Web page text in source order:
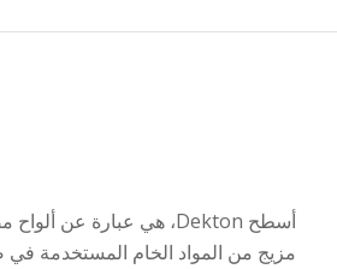
أسطح Dekton، هي عبارة عن
مزيج من المواد الخام المستخدمة في